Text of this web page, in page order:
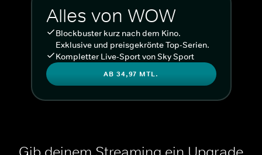
Alles von WOW
Blockbuster kurz nach dem Kino.
Exklusive und preisgekrönte Top-Serien.
Kompletter Live-Sport von Sky Sport
AB 34,97 MTL.
Gib deinem Streaming ein Upgrade